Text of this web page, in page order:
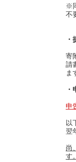
※
不
寄
請
ま
申
以
翌
尚
す。